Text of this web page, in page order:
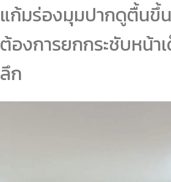
แก้มร่องมุมปากดูตื้นขึ้
ต้องการยกกระชับหน้า
ลึก